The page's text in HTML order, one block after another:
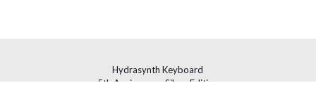
Hydrasynth Keyboard
5th Anniversary Silver Edition